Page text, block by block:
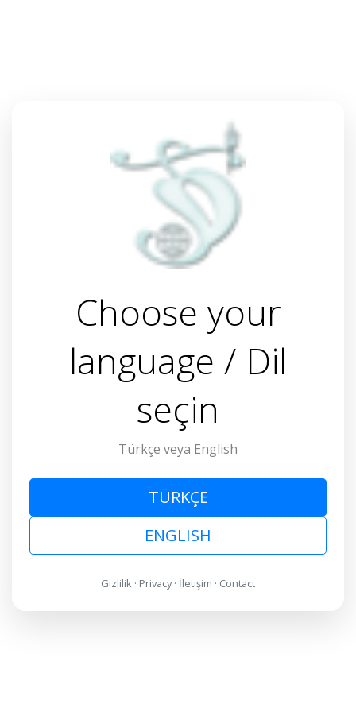
Choose your
language / Dil
seçin
Türkçe veya English
TÜRKÇE
ENGLISH
Gizlilik · Privacy· İletişim · Contact